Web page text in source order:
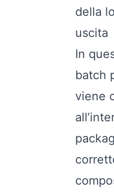
della
uscita
In
batch
viene